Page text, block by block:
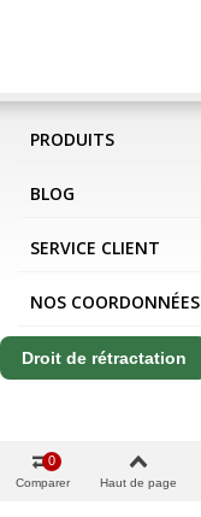
PRODUITS
BLOG
SERVICE CLIENT
NOS COORDONNÉES
Droit de rétractation
Comparer
0
Haut de page